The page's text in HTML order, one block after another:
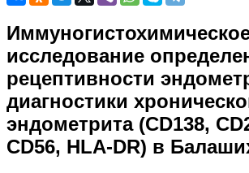
исследование
рецептивности
диагностики
эндометрита (CD138,
CD56, HLA-DR) в